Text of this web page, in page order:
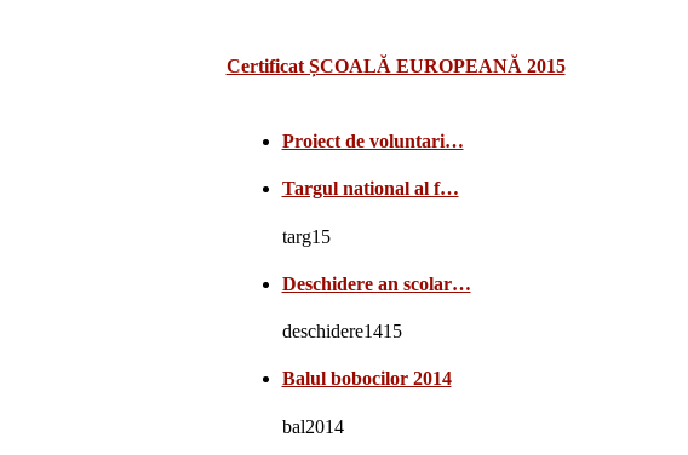
Certificat ȘCOALĂ EUROPEANĂ 2015
Proiect de voluntari…
Targul national al f…
targ15
Deschidere an scolar…
deschidere1415
Balul bobocilor 2014
bal2014